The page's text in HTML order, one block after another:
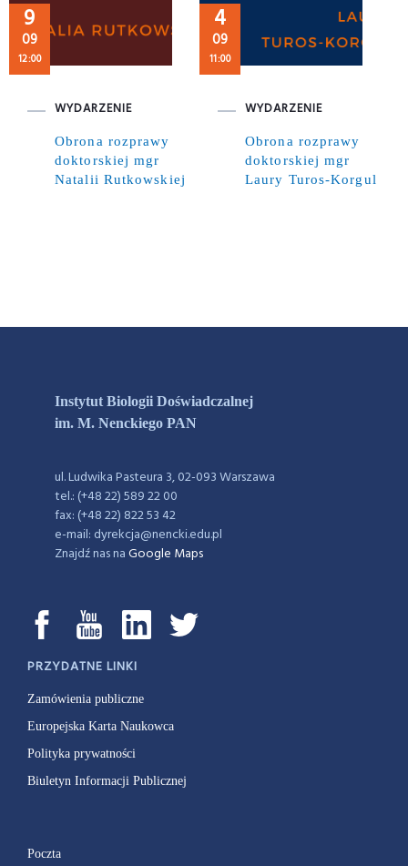
9
09
12:00
WYDARZENIE
Obrona rozprawy
doktorskiej mgr
Natalii Rutkowskiej
4
09
11:00
WYDARZENIE
Obrona rozprawy
doktorskiej mgr
Laury Turos-Korgul
Instytut Biologii Doświadczalnej
im. M. Nenckiego PAN
ul. Ludwika Pasteura 3, 02-093 Warszawa
tel.: (+48 22) 589 22 00
fax: (+48 22) 822 53 42
e-mail: dyrekcja@nencki.edu.pl
Znajdź nas naGoogle Maps
PRZYDATNE LINKI
Zamówienia publiczne
Europejska Karta Naukowca
Polityka prywatności
Biuletyn Informacji Publicznej
Poczta